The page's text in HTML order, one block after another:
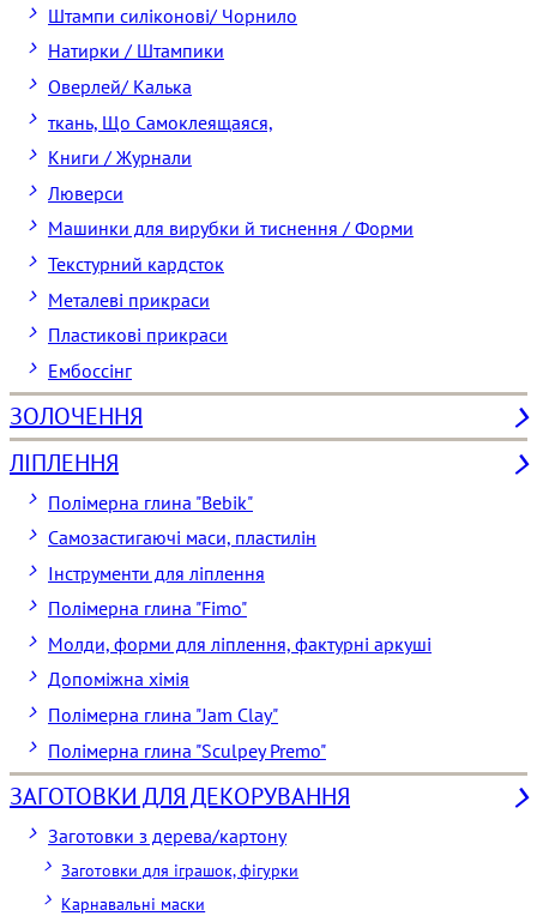
Штампи силіконові/ Чорнило
Натирки / Штампики
Оверлей/ Калька
ткань, Що Самоклеящаяся,
Книги / Журнали
Люверси
Машинки для вирубки й тиснення / Форми
Текстурний кардсток
Металеві прикраси
Пластикові прикраси
Ембоссінг
ЗОЛОЧЕННЯ
ЛІПЛЕННЯ
Полімерна глина "Bebik"
Самозастигаючі маси, пластилін
Інструменти для ліплення
Полімерна глина "Fimo"
Молди, форми для ліплення, фактурні аркуші
Допоміжна хімія
Полімерна глина "Jam Clay"
Полімерна глина "Sculpey Premo"
ЗАГОТОВКИ ДЛЯ ДЕКОРУВАННЯ
Заготовки з дерева/картону
Заготовки для іграшок, фігурки
Карнавальні маски